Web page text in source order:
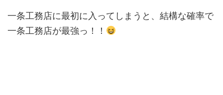
一条工務店に最初に入ってしまうと、結構な確率で
一条工務店が最強っ！！